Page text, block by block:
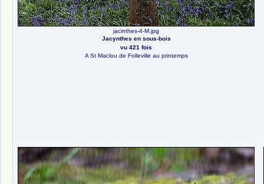
jacinthes-4-M.jpg
Jacynthes en sous-bois
vu 421 fois
A St Maclou de Folleville au printemps